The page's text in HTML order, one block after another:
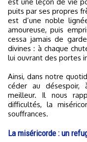
puits par ses propres
est d’une noble
amoureuse, puis
cessa jamais de
divines : à chaque
lui ouvrant des portes
Ainsi, dans notre
céder au désespoir,
meilleur. Il nous
difficultés, la
souffrances.
La miséricorde : un